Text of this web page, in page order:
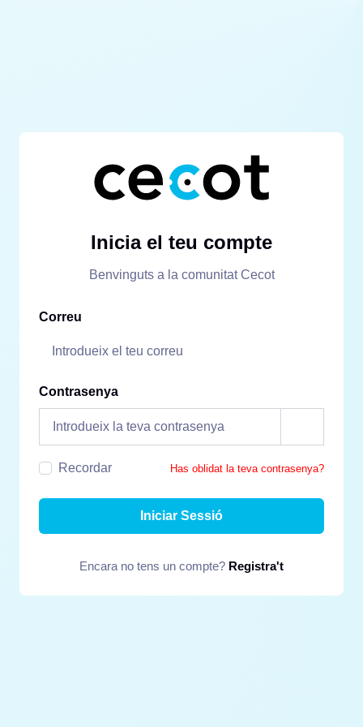
Inicia el teu compte
Benvinguts a la comunitat Cecot
Correu
Contrasenya
Recordar Has oblidat la teva contrasenya?
Iniciar Sessió
Encara no tens un compte? Registra't